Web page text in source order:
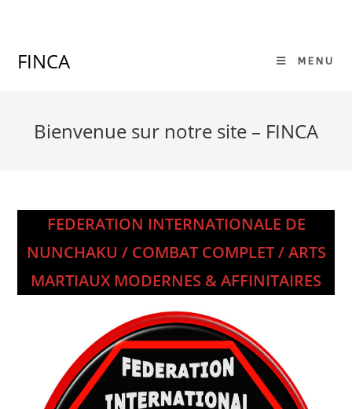
FINCA MENU
Bienvenue sur notre site – FINCA
FEDERATION INTERNATIONALE DE
NUNCHAKU / COMBAT COMPLET / ARTS
MARTIAUX MODERNES & AFFINITAIRES